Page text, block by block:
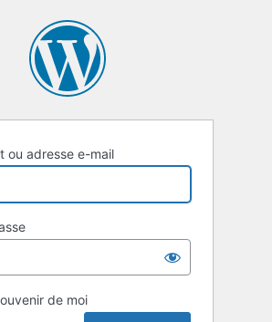
ou adresse e-mail
de moi